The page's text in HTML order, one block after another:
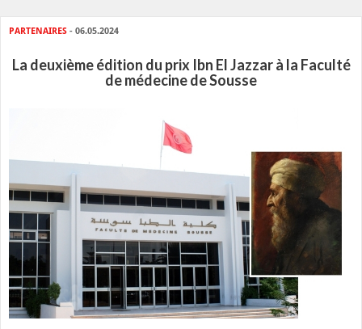
PARTENAIRES - 06.05.2024
La deuxième édition du prix Ibn El Jazzar à la Faculté
de médecine de Sousse